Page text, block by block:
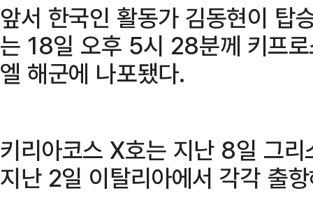
앞서 한국인 활동가 김동현이 탑
는 18일 오후 5시 28분께 키프
엘 해군에 나포됐다.
키리아코스 X호는 지난 8일 그
지난 2일 이탈리아에서 각각 출